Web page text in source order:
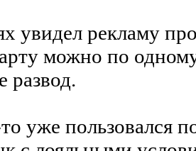
увидел рекламу
можно по
развод.
уже пользовался